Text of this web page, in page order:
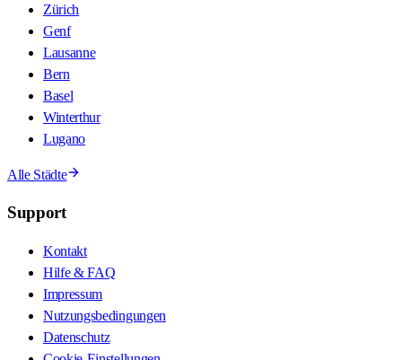
Zürich
Genf
Lausanne
Bern
Basel
Winterthur
Lugano
Alle Städte
Support
Kontakt
Hilfe & FAQ
Impressum
Nutzungsbedingungen
Datenschutz